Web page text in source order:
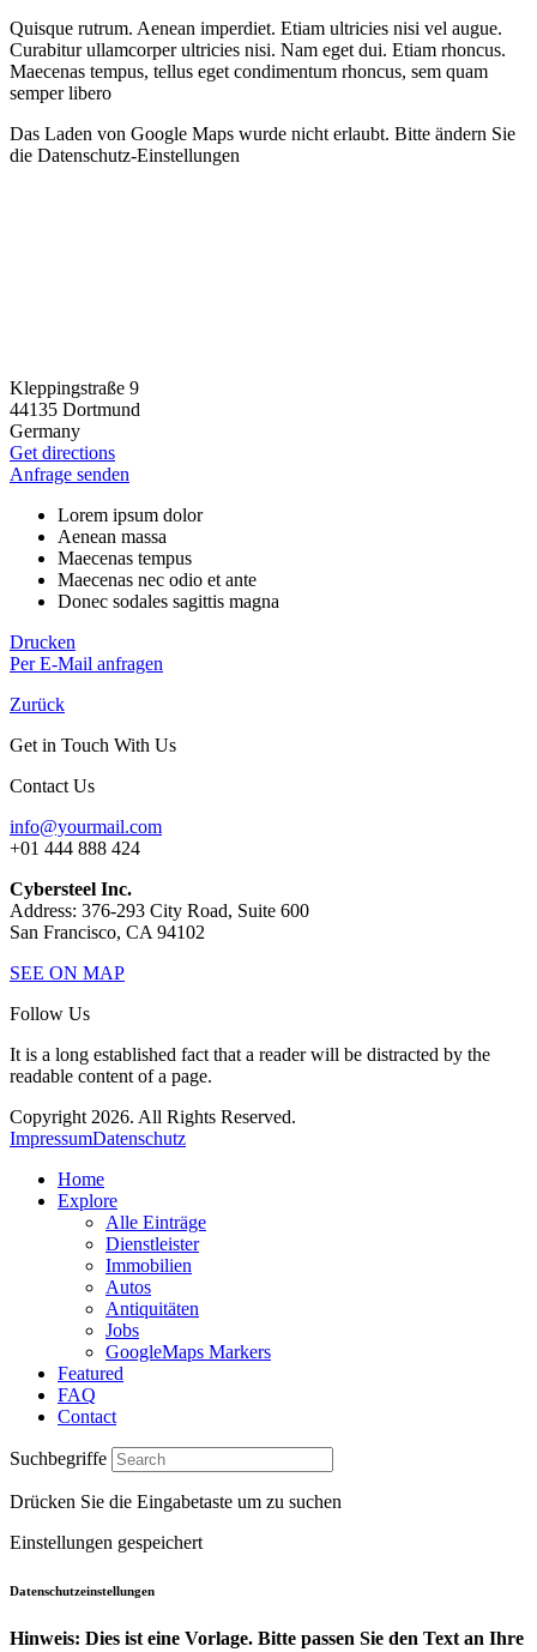
Quisque rutrum. Aenean imperdiet. Etiam ultricies nisi vel augue.
Curabitur ullamcorper ultricies nisi. Nam eget dui. Etiam rhoncus.
Maecenas tempus, tellus eget condimentum rhoncus, sem quam
semper libero
Das Laden von Google Maps wurde nicht erlaubt. Bitte ändern Sie
die Datenschutz-Einstellungen
Kleppingstraße 9
44135 Dortmund
Germany
Get directions
Anfrage senden
Lorem ipsum dolor
Aenean massa
Maecenas tempus
Maecenas nec odio et ante
Donec sodales sagittis magna
Drucken
Per E-Mail anfragen
Zurück
Get in Touch With Us
Contact Us
info@yourmail.com
+01 444 888 424
Cybersteel Inc.
Address: 376-293 City Road, Suite 600
San Francisco, CA 94102
SEE ON MAP
Follow Us
It is a long established fact that a reader will be distracted by the
readable content of a page.
Copyright 2026. All Rights Reserved.
ImpressumDatenschutz
Home
Explore
Alle Einträge
Dienstleister
Immobilien
Autos
Antiquitäten
Jobs
GoogleMaps Markers
Featured
FAQ
Contact
Suchbegriffe
Drücken Sie die Eingabetaste um zu suchen
Einstellungen gespeichert
Datenschutzeinstellungen
Hinweis: Dies ist eine Vorlage. Bitte passen Sie den Text an Ihre